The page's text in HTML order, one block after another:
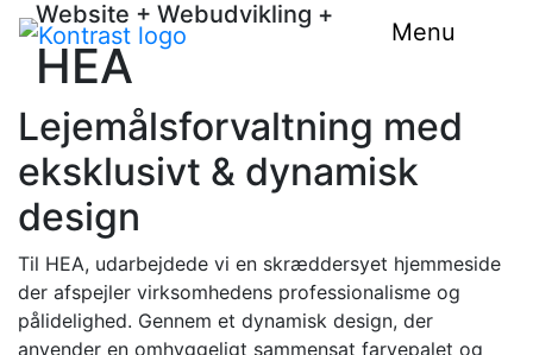
Menu
Website + Webudvikling +
HEA
Lejemålsforvaltning med
eksklusivt & dynamisk
design
Til HEA, udarbejdede vi en skræddersyet hjemmeside
der afspejler virksomhedens professionalisme og
pålidelighed. Gennem et dynamisk design, der
anvender en omhyggeligt sammensat farvepalet og